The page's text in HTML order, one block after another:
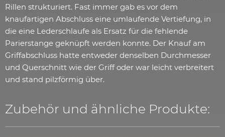
Rillen strukturiert. Fast immer gab es vor dem
knaufartigen Abschluss eine umlaufende Vertiefung, in
die eine Lederschlaufe als Ersatz für die fehlende
Parierstange geknüpft werden konnte. Der Knauf am
Griffabschluss hatte entweder denselben Durchmesser
und Querschnitt wie der Griff oder war leicht verbreitert
und stand pilzförmig über.
Zubehör und ähnliche Produkte: